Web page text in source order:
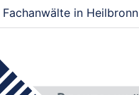
in Heilbronn